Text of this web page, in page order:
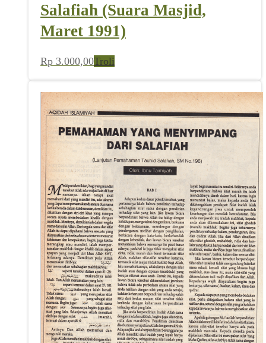
Salafiah (Suara Masjid,
Maret 1991)
Rp 3.000,00Troli